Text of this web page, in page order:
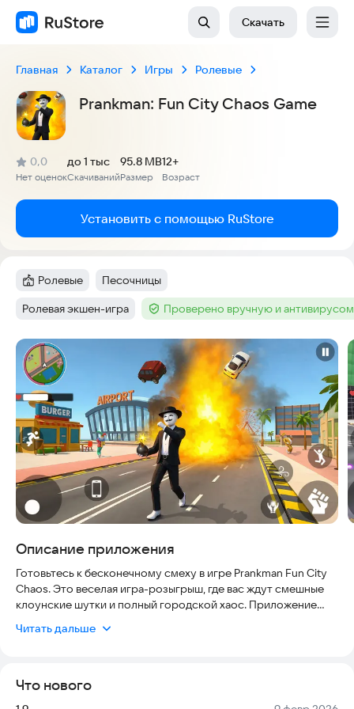
Скачать
Главная Каталог Игры Ролевые
Prankman: Fun City Chaos Game
Рейтинг:
0,0
(
Нет оценок
)
Скачиваний
до 1 тыс
Размер
95.8 MB
Возраст
12+
Установить с помощью RuStore
Категория:
Ролевые Тег:
Песочницы
Тег:
Ролевая экшен-игра Тег :Проверено вручную и антивирусом
Скриншоты
Описание приложения
Готовьтесь к бесконечному смеху в игре Prankman Fun City
Chaos. Это веселая игра-розыгрыш, где вас ждут смешные
клоунские шутки и полный городской хаос. Приложение
чтобы вы могли веселиться без сбоев.
шалости и неприятности в открытом мире города. От
Читать дальше
Что нового